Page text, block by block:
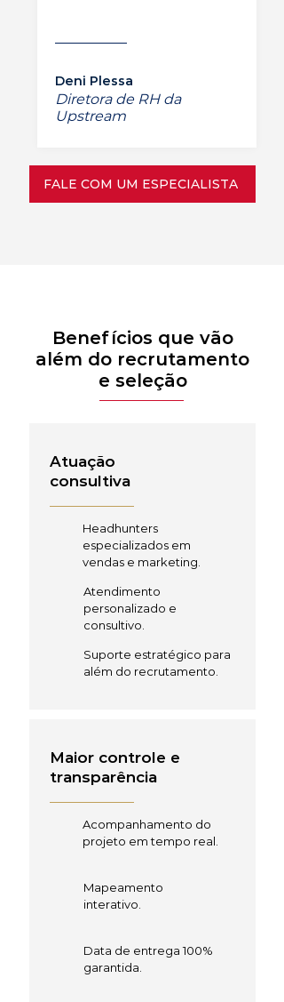
Deni Plessa
Diretora de RH da
Upstream
FALE COM UM ESPECIALISTA
Benefícios que vão
além do recrutamento
e seleção
Atuação
consultiva
Headhunters
especializados em
vendas e marketing.
Atendimento
personalizado e
consultivo.
Suporte estratégico para
além do recrutamento.
Maior controle e
transparência
Acompanhamento do
projeto em tempo real.
Mapeamento
interativo.
Data de entrega 100%
garantida.